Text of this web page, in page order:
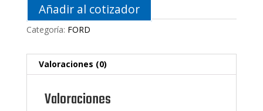
Añadir al cotizador
Categoría: FORD
Valoraciones (0)
Valoraciones